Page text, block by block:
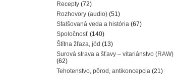
Recepty (72)
Rozhovory (audio) (51)
Sfalšovaná veda a história (67)
Spoločnosť (140)
Štítna žľaza, jód (13)
Surová strava a šťavy – vitariánstvo (RAW)
(62)
Tehotenstvo, pôrod, antikoncepcia (21)